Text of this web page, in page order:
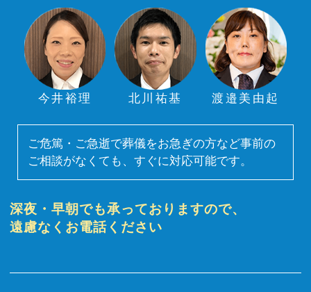
今井裕理 北川祐基 渡邉美由起
ご危篤・ご急逝で葬儀をお急ぎの方など事前の
ご相談がなくても、すぐに対応可能です。
深夜・早朝でも承っておりますので、
遠慮なくお電話ください